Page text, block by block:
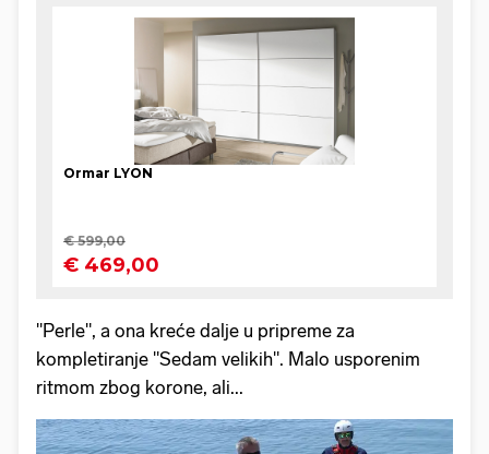
"Perle", a ona kreće dalje u pripreme za
kompletiranje "Sedam velikih". Malo usporenim
ritmom zbog korone, ali...